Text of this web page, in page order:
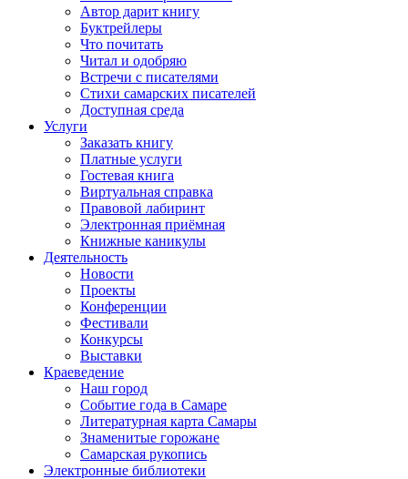
Автор дарит книгу
Буктрейлеры
Что почитать
Читал и одобряю
Встречи с писателями
Стихи самарских писателей
Доступная среда
Услуги
Заказать книгу
Платные услуги
Гостевая книга
Виртуальная справка
Правовой лабиринт
Электронная приёмная
Книжные каникулы
Деятельность
Новости
Проекты
Конференции
Фестивали
Конкурсы
Выставки
Краеведение
Наш город
Событие года в Самаре
Литературная карта Самары
Знаменитые горожане
Самарская рукопись
Электронные библиотеки